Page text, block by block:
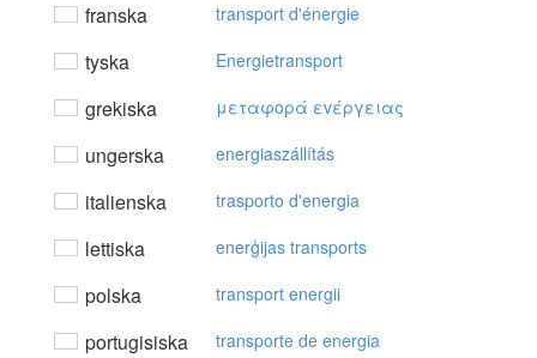
franska transport d'énergie
tyska Energietransport
grekiska μεταφoρά εvέργειας
ungerska energiaszállítás
italienska trasporto d'energia
lettiska enerģijas transports
polska transport energii
portugisiska transporte de energia